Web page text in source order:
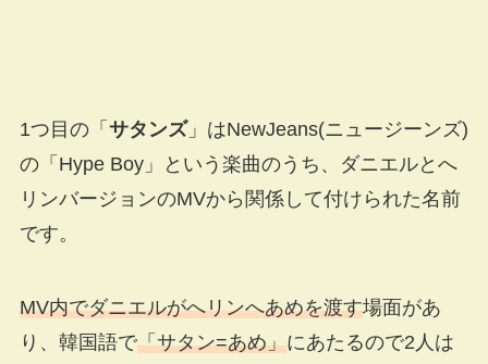
1つ目の「 サタンズ」はNewJeans(ニュージーンズ)
の「Hype Boy」という楽曲のうち、ダニエルとへ
リンバージョンのMVから関係して付けられた名前
です。
MV内でダニエルがへリンへあめを渡す場面があ
り、韓国語で「サタン=あめ」にあたるので2人は